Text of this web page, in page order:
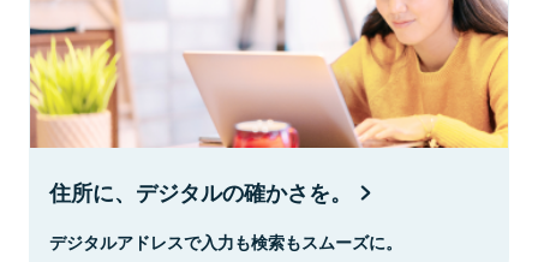
住所に、デジタルの確かさを。
デジタルアドレスで入力も検索もスムーズに。